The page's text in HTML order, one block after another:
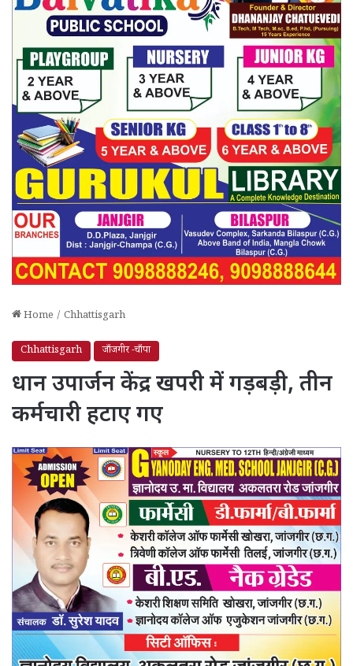
Home / Chhattisgarh
Chhattisgarh जाँजगीर -चाँपा
धान उपार्जन केंद्र खपरी में गड़बड़ी, तीन
कर्मचारी हटाए गए